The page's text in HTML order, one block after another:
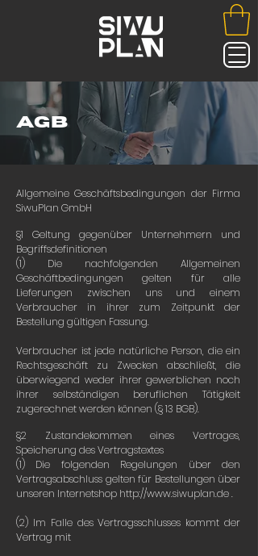
AGB
Allgemeine Geschäftsbedingungen der Firma
SiwuPlan GmbH
§1 Geltung gegenüber Unternehmern und
Begriffsdefinitionen
(1) Die nachfolgenden Allgemeinen
Geschäftbedingungen gelten für alle
Lieferungen zwischen uns und einem
Verbraucher in ihrer zum Zeitpunkt der
Bestellung gültigen Fassung.
Verbraucher ist jede natürliche Person, die ein
Rechtsgeschäft zu Zwecken abschließt, die
überwiegend weder ihrer gewerblichen noch
ihrer selbständigen beruflichen Tätigkeit
zugerechnet werden können (§ 13 BGB).
§2 Zustandekommen eines Vertrages,
Speicherung des Vertragstextes
(1) Die folgenden Regelungen über den
Vertragsabschluss gelten für Bestellungen über
unseren Internetshop http://www.siwuplan.de.
(2) Im Falle des Vertragsschlusses kommt der
Vertrag mit